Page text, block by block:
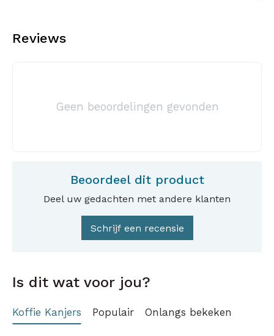
Reviews
Geen beoordelingen gevonden
Beoordeel dit product
Deel uw gedachten met andere klanten
Schrijf een recensie
Is dit wat voor jou?
Koffie Kanjers Populair Onlangs bekeken